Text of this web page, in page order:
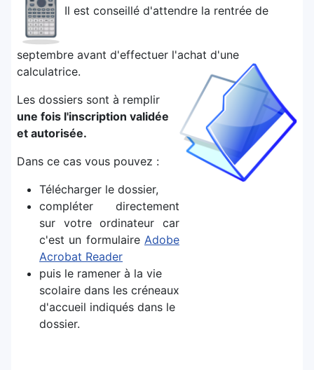
Il est conseillé d'attendre la rentrée de
septembre avant d'effectuer l'achat d'une
calculatrice.
Les dossiers sont à remplir
une fois l'inscription validée
et autorisée.
Dans ce cas vous pouvez :
Télécharger le dossier,
compléter directement
sur votre ordinateur car
c'est un formulaire Adobe
Acrobat Reader
puis le ramener à la vie
scolaire dans les créneaux
d'accueil indiqués dans le
dossier.